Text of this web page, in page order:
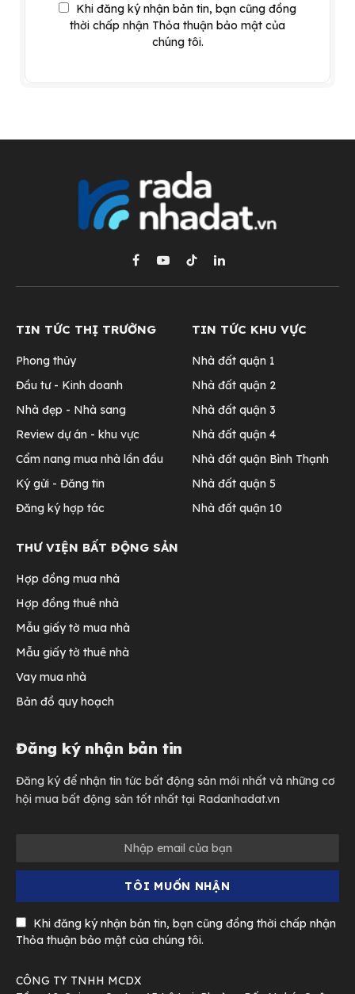
Khi đăng ký nhận bản tin, bạn cũng đồng
thời chấp nhận Thỏa thuận bảo mật của
chúng tôi.
Facebook
YouTubeTikTokLinkedIn
TIN TỨC THỊ TRƯỜNG
Phong thủy
Đầu tư - Kinh doanh
Nhà đẹp - Nhà sang
Review dự án - khu vực
Cẩm nang mua nhà lần đầu
Ký gửi - Đăng tin
Đăng ký hợp tác
TIN TỨC KHU VỰC
Nhà đất quận 1
Nhà đất quận 2
Nhà đất quận 3
Nhà đất quận 4
Nhà đất quận Bình Thạnh
Nhà đất quận 5
Nhà đất quận 10
THƯ VIỆN BẤT ĐỘNG SẢN
Hợp đồng mua nhà
Hợp đồng thuê nhà
Mẫu giấy tờ mua nhà
Mẫu giấy tờ thuê nhà
Vay mua nhà
Bản đồ quy hoạch
Đăng ký nhận bản tin
Đăng ký để nhận tin tức bất động sản mới nhất và những cơ
hội mua bất động sản tốt nhất tại Radanhadat.vn
Khi đăng ký nhận bản tin, bạn cũng đồng thời chấp nhận
Thỏa thuận bảo mật của chúng tôi.
CÔNG TY TNHH MCDX